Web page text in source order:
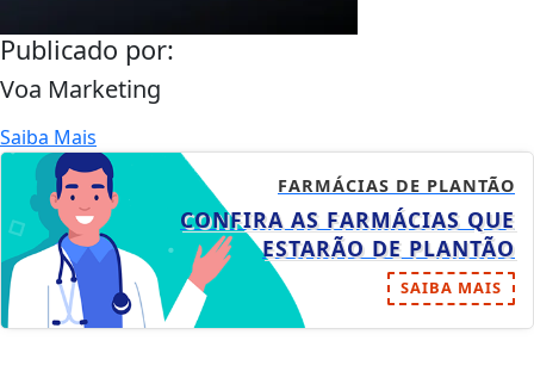
Publicado por:
Voa Marketing
Saiba Mais
FARMÁCIAS DE PLANTÃO
CONFIRA AS FARMÁCIAS QUE
ESTARÃO DE PLANTÃO
SAIBA MAIS